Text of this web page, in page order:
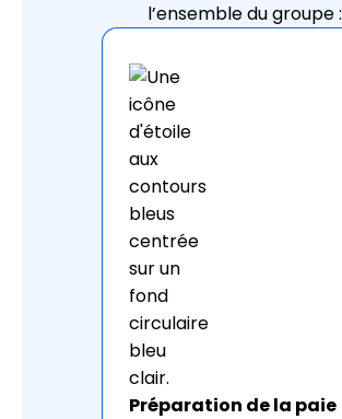
l’ensemble du groupe :
Préparation de la paie